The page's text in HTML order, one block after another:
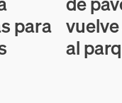
para
al